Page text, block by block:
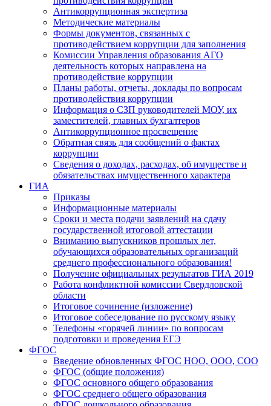
Антикоррупционная экспертиза
Методические материалы
Формы документов, связанных с
противодействием коррупции для заполнения
Комиссии Управления образования АГО
деятельность которых направлена на
противодействие коррупции
Планы работы, отчеты, доклады по вопросам
противодействия коррупции
Информация о СЗП руководителей МОУ, их
заместителей, главных бухгалтеров
Антикоррупционное просвещение
Обратная связь для сообщений о фактах
коррупции
Сведения о доходах, расходах, об имуществе и
обязательствах имущественного характера
ГИА
Приказы
Информационные материалы
Сроки и места подачи заявлений на сдачу
государственной итоговой аттестации
Вниманию выпускников прошлых лет,
обучающихся образовательных организаций
среднего профессионального образования!
Получение официальных результатов ГИА 2019
Работа конфликтной комиссии Свердловской
области
Итоговое сочинение (изложение)
Итоговое собеседование по русскому языку
Телефоны «горячей линии» по вопросам
подготовки и проведения ЕГЭ
ФГОС
Введение обновленных ФГОС НОО, ООО, СОО
ФГОС (общие положения)
ФГОС основного общего образования
ФГОС среднего общего образования